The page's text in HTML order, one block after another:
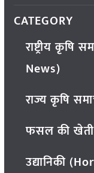
CATEGORY
राष्ट्रीय
News)
राज्य कृषि
फसल की
उद्यानिकी